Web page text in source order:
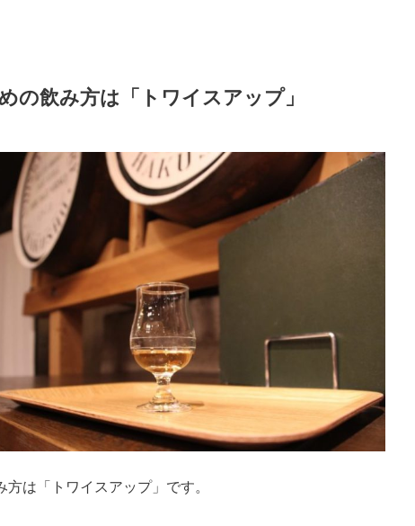
の飲み方は「トワイスアップ」
は「トワイスアップ」です。